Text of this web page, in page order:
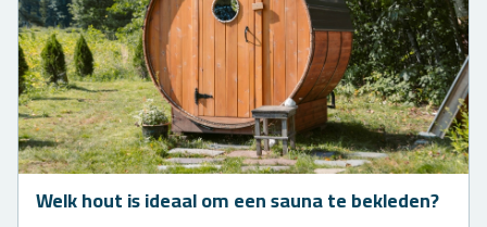
Welk hout is ide­aal om een sauna te be­kle­den?